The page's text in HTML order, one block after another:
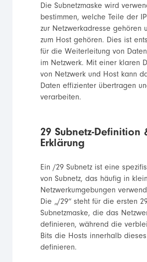
Die Subnetzmaske wird
bestimmen, welche Teile der
zur Netzwerkadresse gehören
zum Host gehören. Dies ist
für die Weiterleitung von
im Netzwerk. Mit einer klaren
von Netzwerk und Host kann
Daten effizienter übertragen
verarbeiten.
29 Subnetz-Definition
Erklärung
Ein /29 Subnetz ist eine
von Subnetz, das häufig in
Netzwerkumgebungen
Die „/29“ steht für die ersten
Subnetzmaske, die das
definieren, während die
Bits die Hosts innerhalb dieses
definieren.